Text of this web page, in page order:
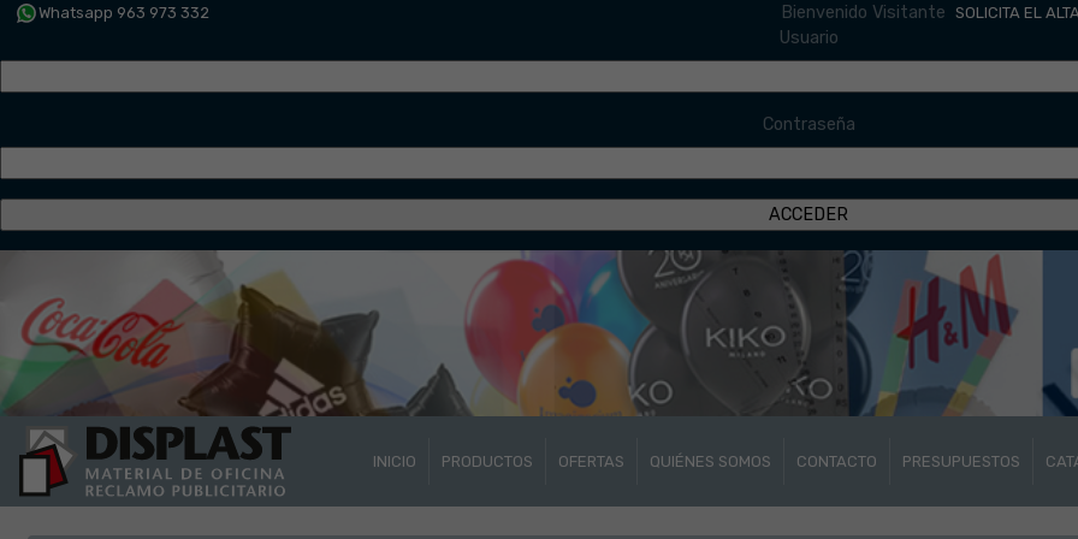
Whatsapp 963 973 332 Bienvenido Visitante SOLICITA EL
Usuario
Contraseña
INICIO PRODUCTOS OFERTAS QUIÉNES SOMOS CONTACTO PRESUPUESTOS